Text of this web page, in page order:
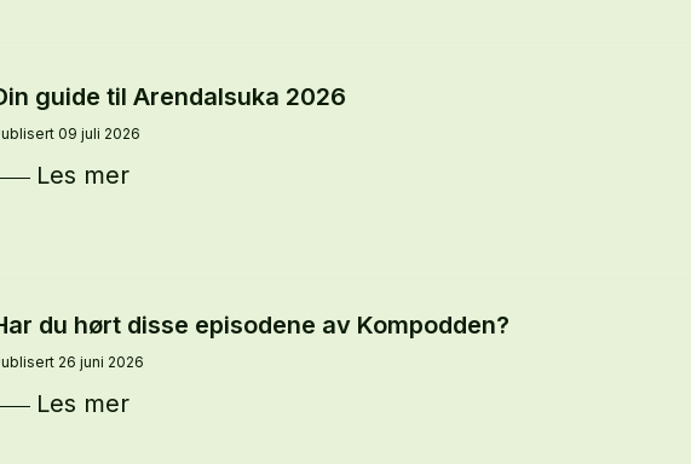
guide til Arendalsuka 2026
09 juli 2026
Les mer
du hørt disse episodene av Kompodden?
26 juni 2026
Les mer